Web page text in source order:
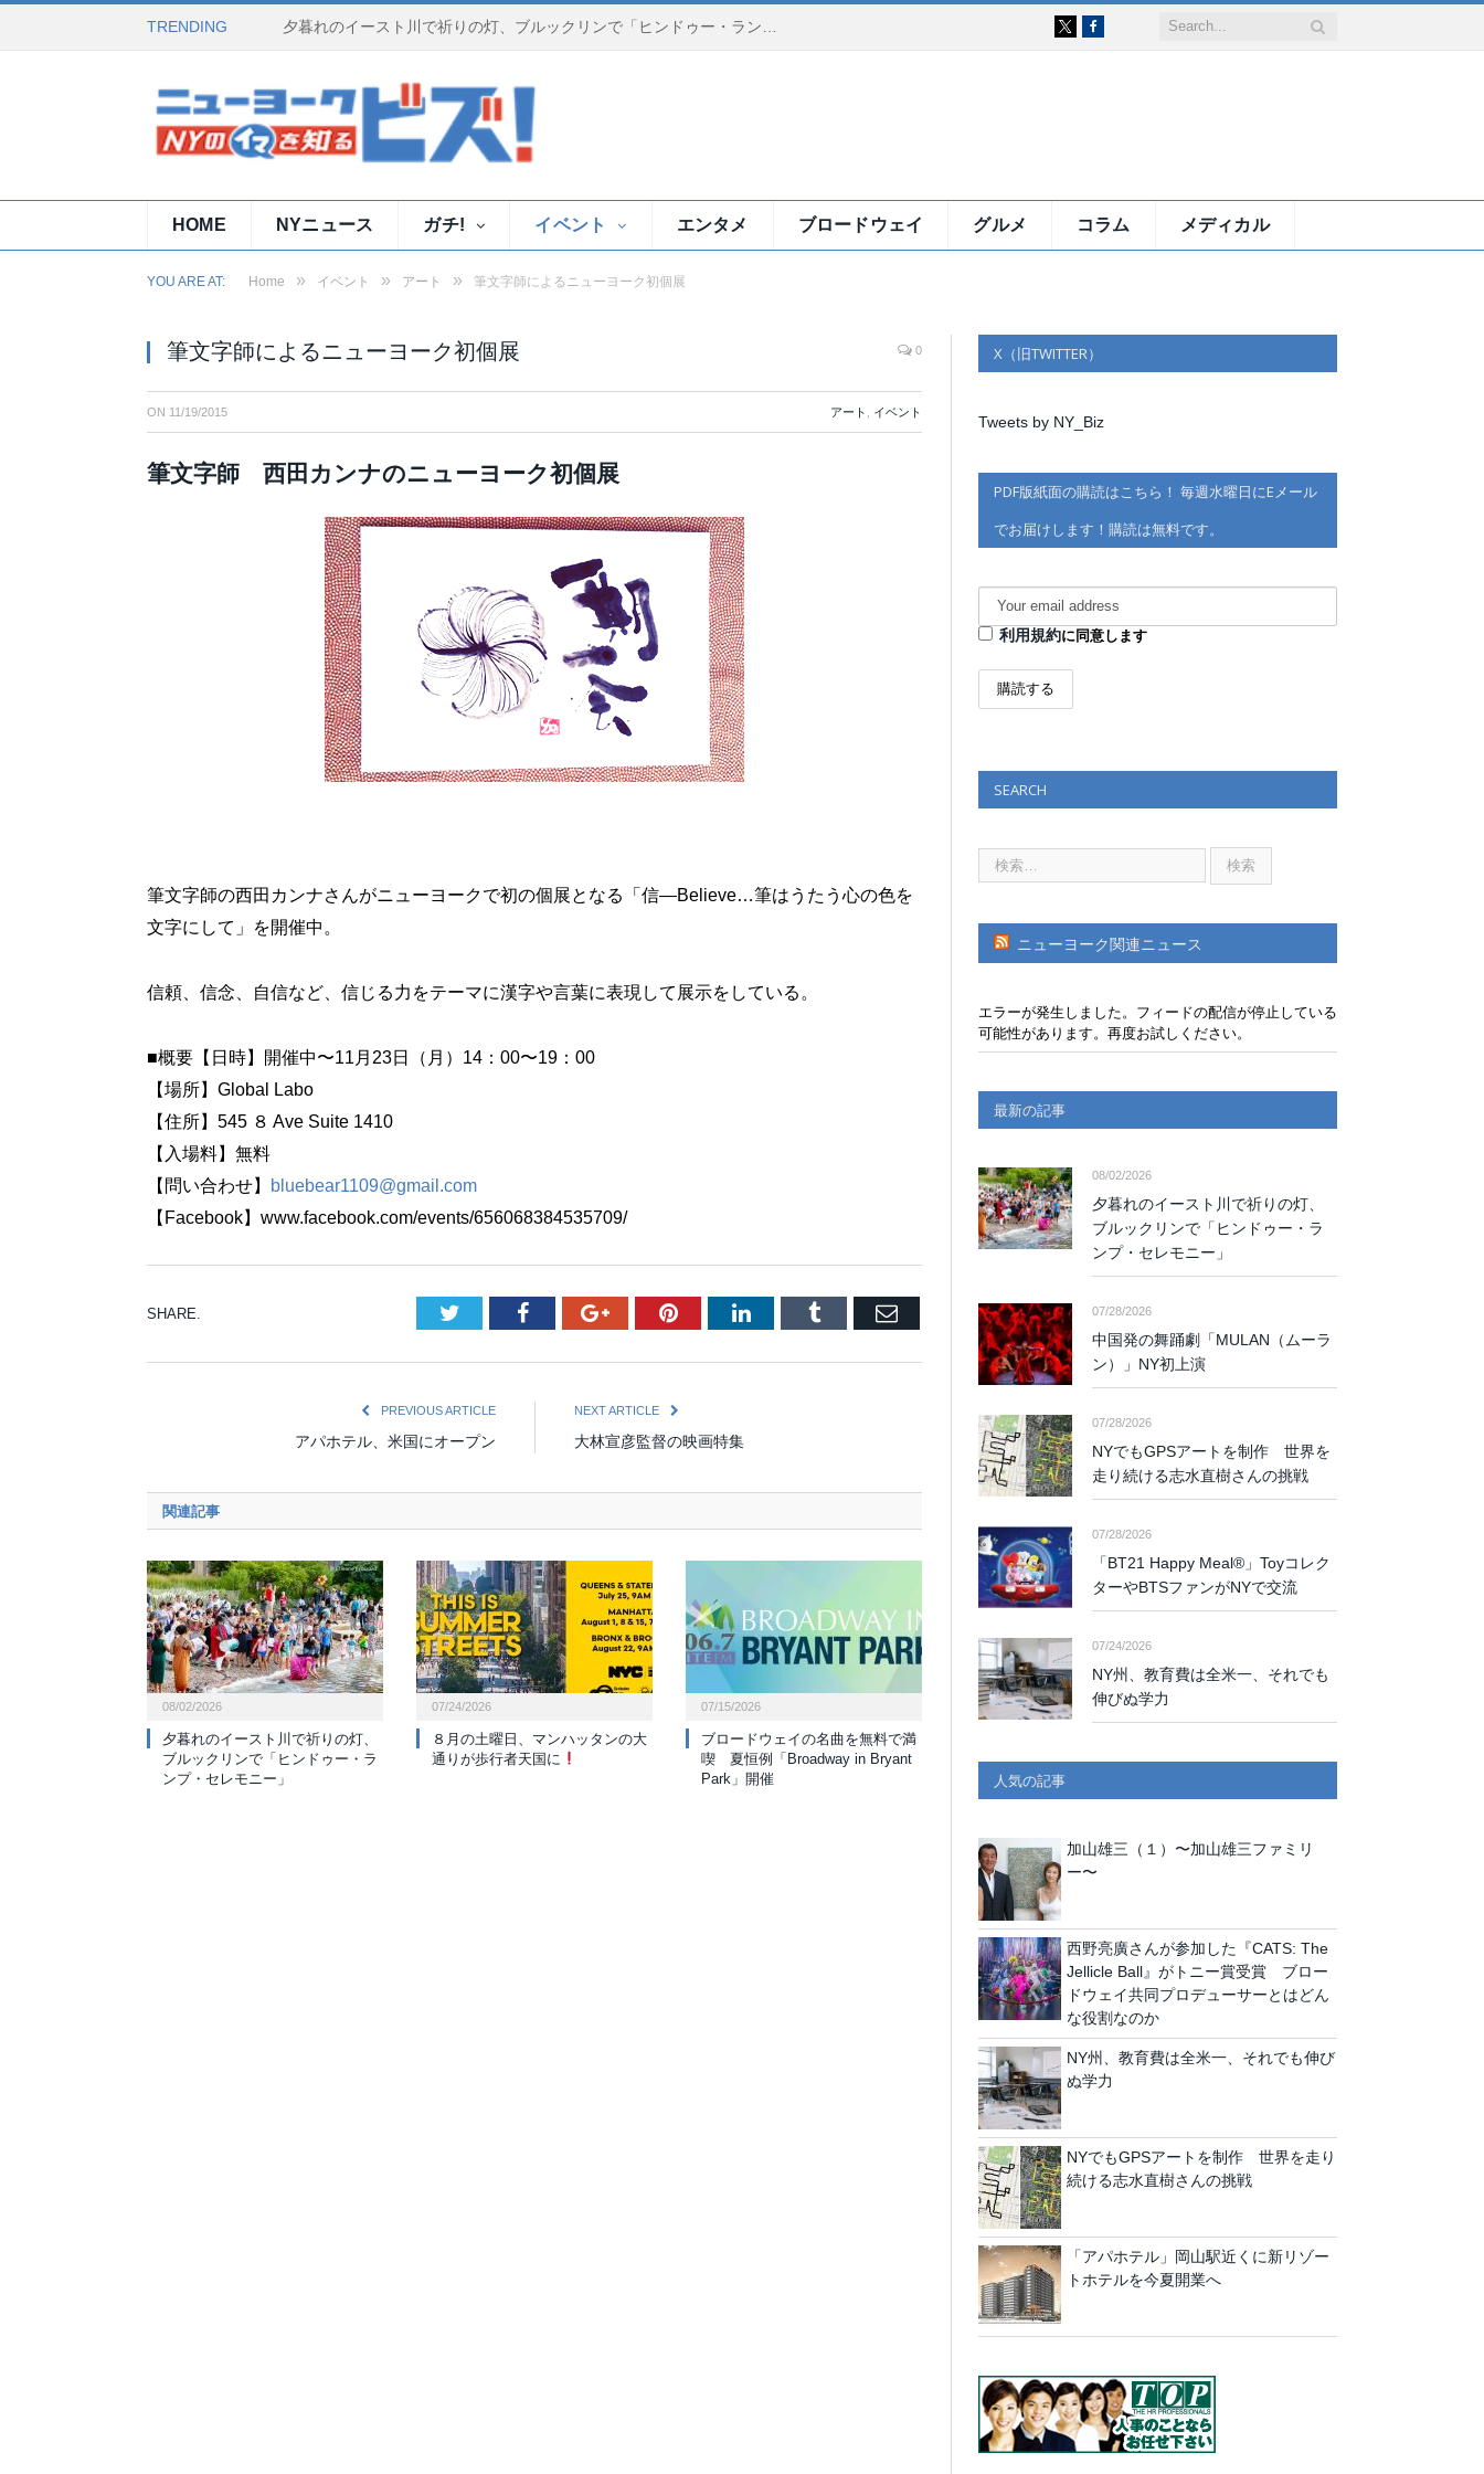
TRENDING 夕暮れのイースト川で祈りの灯、ブルックリンで「ヒンドゥー・ランプ・セレモニー」 Facebook
HOME NYニュース ガチ! イベント エンタメ ブロードウェイ グルメ コラム メディカル
YOU ARE AT: Home » イベント » アート » 筆文字師によるニューヨーク初個展
筆文字師によるニューヨーク初個展 0
ON 11/19/2015 アート イベント
筆文字師 西田カンナのニューヨーク初個展
筆文字師の西田カンナさんがニューヨークで初の個展となる「信―Believe…筆はうたう心の色を
文字にして」を開催中。
信頼、信念、自信など、信じる力をテーマに漢字や言葉に表現して展示をしている。
■概要【日時】開催中〜11月23日（月）14：00〜19：00
【場所】Global Labo
【住所】545 ８ Ave Suite 1410
【入場料】無料
【問い合わせ】
bluebear1109@gmail.com
【Facebook】www.facebook.com/events/656068384535709/
SHARE. Twitter FacebookGoogle+PinterestLinkedInTumblr Email
PREVIOUS ARTICLE
アパホテル、米国にオープン
NEXT ARTICLE
大林宣彦監督の映画特集
関連記事
08/02/2026
夕暮れのイースト川で祈りの灯、
ブルックリンで「ヒンドゥー・ラ
ンプ・セレモニー」
07/24/2026
８月の土曜日、マンハッタンの大
通りが歩行者天国に
07/15/2026
ブロードウェイの名曲を無料で満
喫 夏恒例「Broadway in Bryant
Park」開催
X（旧TWITTER）
Tweets by NY_Biz
PDF版紙面の購読はこちら！ 毎週水曜日にEメール
でお届けします！購読は無料です。
利用規約に同意します
SEARCH
ニューヨーク関連ニュース
エラーが発生しました。フィードの配信が停止している
可能性があります。再度お試しください。
最新の記事
08/02/2026
夕暮れのイースト川で祈りの灯、
ブルックリンで「ヒンドゥー・ラ
ンプ・セレモニー」
07/28/2026
中国発の舞踊劇「MULAN（ムーラ
ン）」NY初上演
07/28/2026
NYでもGPSアートを制作 世界を
走り続ける志水直樹さんの挑戦
07/28/2026
「BT21 Happy Meal®」Toyコレク
ターやBTSファンがNYで交流
07/24/2026
NY州、教育費は全米一、それでも
伸びぬ学力
人気の記事
加山雄三（１）〜加山雄三ファミリ
ー〜
西野亮廣さんが参加した『CATS: The
Jellicle Ball』がトニー賞受賞 ブロー
ドウェイ共同プロデューサーとはどん
な役割なのか
NY州、教育費は全米一、それでも伸び
ぬ学力
NYでもGPSアートを制作 世界を走り
続ける志水直樹さんの挑戦
「アパホテル」岡山駅近くに新リゾー
トホテルを今夏開業へ